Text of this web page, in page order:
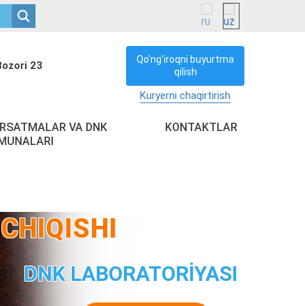
23
Qo'ng'iroqni buyurtma
qilish
Kuryerni chaqirtirish
VA DNK
KONTAKTLAR
DNK LABORATORİYASI